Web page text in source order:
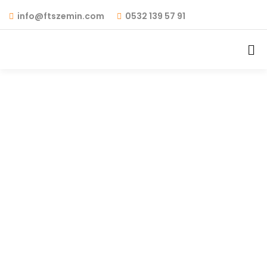
info@ftszemin.com 0532 139 57 91